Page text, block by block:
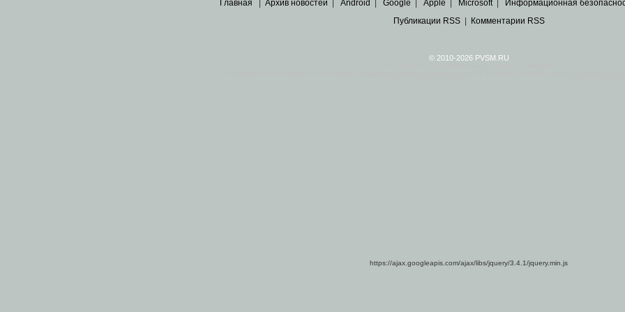
Главная Архив новостей Android Google Apple Microsoft| Информационная
Публикации RSS| Комментарии RSS
© 2010-2026 PVSM.RU
https://ajax.googleapis.com/ajax/libs/jquery/3.4.1/jquery.min.js